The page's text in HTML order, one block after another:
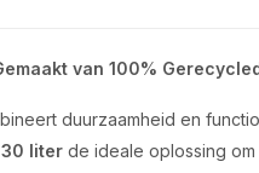
van 100%
duurzaamheid en
30 liter de ideale oplossing